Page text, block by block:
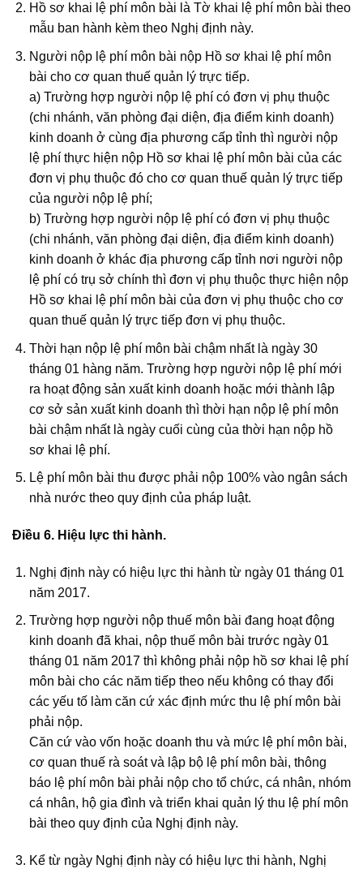
Hồ sơ khai lệ phí môn bài là Tờ khai lệ phí môn bài theo
mẫu ban hành kèm theo Nghị định này.
Người nộp lệ phí môn bài nộp Hồ sơ khai lệ phí môn
bài cho cơ quan thuế quản lý trực tiếp.
a) Trường hợp người nộp lệ phí có đơn vị phụ thuộc
(chi nhánh, văn phòng đại diện, địa điểm kinh doanh)
kinh doanh ở cùng địa phương cấp tỉnh thì người nộp
lệ phí thực hiện nộp Hồ sơ khai lệ phí môn bài của các
đơn vị phụ thuộc đó cho cơ quan thuế quản lý trực tiếp
của người nộp lệ phí;
b) Trường hợp người nộp lệ phí có đơn vị phụ thuộc
(chi nhánh, văn phòng đại diện, địa điểm kinh doanh)
kinh doanh ở khác địa phương cấp tỉnh nơi người nộp
lệ phí có trụ sở chính thì đơn vị phụ thuộc thực hiện nộp
Hồ sơ khai lệ phí môn bài của đơn vị phụ thuộc cho cơ
quan thuế quản lý trực tiếp đơn vị phụ thuộc.
Thời hạn nộp lệ phí môn bài chậm nhất là ngày 30
tháng 01 hàng năm. Trường hợp người nộp lệ phí mới
ra hoạt động sản xuất kinh doanh hoặc mới thành lập
cơ sở sản xuất kinh doanh thì thời hạn nộp lệ phí môn
bài chậm nhất là ngày cuối cùng của thời hạn nộp hồ
sơ khai lệ phí.
Lệ phí môn bài thu được phải nộp 100% vào ngân sách
nhà nước theo quy định của pháp luật.
Điều 6. Hiệu lực thi hành.
Nghị định này có hiệu lực thi hành từ ngày 01 tháng 01
năm 2017.
Trường hợp người nộp thuế môn bài đang hoạt động
kinh doanh đã khai, nộp thuế môn bài trước ngày 01
tháng 01 năm 2017 thì không phải nộp hồ sơ khai lệ phí
môn bài cho các năm tiếp theo nếu không có thay đổi
các yếu tố làm căn cứ xác định mức thu lệ phí môn bài
phải nộp.
Căn cứ vào vốn hoặc doanh thu và mức lệ phí môn bài,
cơ quan thuế rà soát và lập bộ lệ phí môn bài, thông
báo lệ phí môn bài phải nộp cho tổ chức, cá nhân, nhóm
cá nhân, hộ gia đình và triển khai quản lý thu lệ phí môn
bài theo quy định của Nghị định này.
Kể từ ngày Nghị định này có hiệu lực thi hành, Nghị